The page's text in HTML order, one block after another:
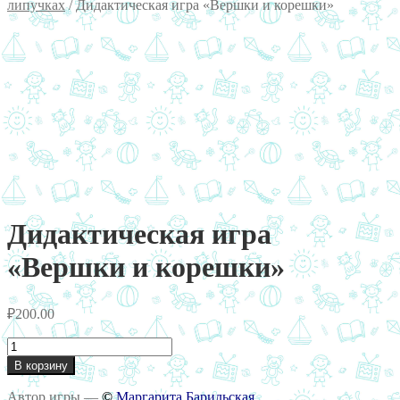
липучках/Дидактическая игра «Вершки и корешки»
Дидактическая игра
«Вершки и корешки»
₽200.00
Количество
товара
Дидактическая
игра
В корзину
Автор игры — © Маргарита Барильская